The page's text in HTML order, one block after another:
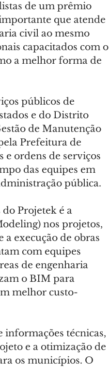
de um prêmio
que atende
civil ao mesmo
capacitados com o
a melhor forma de
públicos de
e do Distrito
de Manutenção
Prefeitura de
e ordens de serviços
das equipes em
pública.
Projetek é a
nos projetos,
execução de obras
com equipes
de engenharia
o BIM para
melhor custo-
informações técnicas,
e a otimização de
os municípios. O